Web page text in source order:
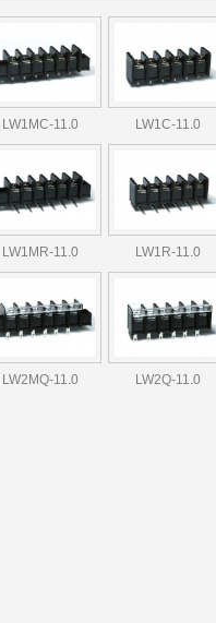
LW1MC-11.0 LW1C-11.0
LW1MR-11.0 LW1R-11.0
LW2MQ-11.0 LW2Q-11.0